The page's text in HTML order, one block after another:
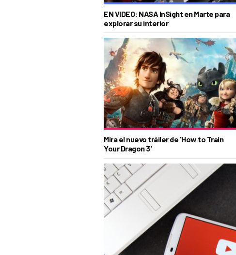
EN VIDEO: NASA InSight en Marte para
explorar su interior
Mira el nuevo tráiler de 'How to Train
Your Dragon 3'